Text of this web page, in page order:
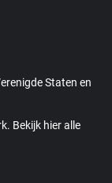
Staten en
Bekijk hier alle